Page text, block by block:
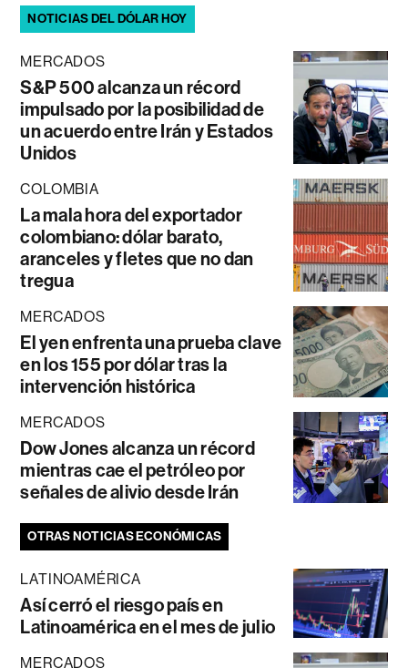
NOTICIAS DEL DÓLAR HOY
MERCADOS
S&P 500 alcanza un récord
impulsado por la posibilidad de
un acuerdo entre Irán y Estados
Unidos
COLOMBIA
La mala hora del exportador
colombiano: dólar barato,
aranceles y fletes que no dan
tregua
MERCADOS
El yen enfrenta una prueba clave
en los 155 por dólar tras la
intervención histórica
MERCADOS
Dow Jones alcanza un récord
mientras cae el petróleo por
señales de alivio desde Irán
OTRAS NOTICIAS ECONÓMICAS
LATINOAMÉRICA
Así cerró el riesgo país en
Latinoamérica en el mes de julio
MERCADOS